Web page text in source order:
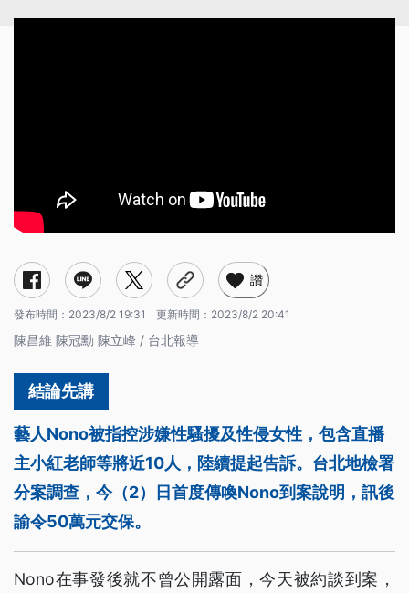
讚
發布時間： 2023/8/2 19:31 更新時間： 2023/8/2 20:41
陳昌維 陳冠勳 陳立峰 / 台北報導
藝人Nono被指控涉嫌性騷擾及性侵女性，包含直播
主小紅老師等將近10人，陸續提起告訴。台北地檢署
分案調查，今（2）日首度傳喚Nono到案說明，訊後
諭令50萬元交保。
Nono在事發後就不曾公開露面，今天被約談到案，